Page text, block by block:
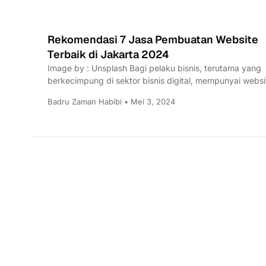
Rekomendasi 7 Jasa Pembuatan Website
Terbaik di Jakarta 2024
Image by : Unsplash Bagi pelaku bisnis, terutama yang
berkecimpung di sektor bisnis digital, mempunyai
Badru Zaman Habibi • Mei 3, 2024